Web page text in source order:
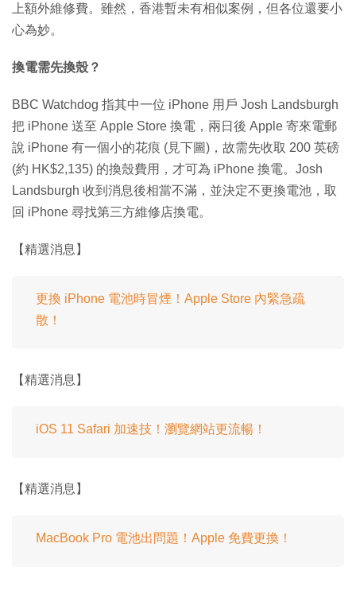
上額外維修費。雖然，香港暫未有相似案例，但各位還要小
心為妙。
換電需先換殼？
BBC Watchdog 指其中一位 iPhone 用戶 Josh Landsburgh
把 iPhone 送至 Apple Store 換電，兩日後 Apple 寄來電郵
說 iPhone 有一個小的花痕 (見下圖)，故需先收取 200 英磅
(約 HK$2,135) 的換殼費用，才可為 iPhone 換電。Josh
Landsburgh 收到消息後相當不滿，並決定不更換電池，取
回 iPhone 尋找第三方維修店換電。
【精選消息】
更換 iPhone 電池時冒煙！Apple Store 內緊急疏
散！
【精選消息】
iOS 11 Safari 加速技！瀏覽網站更流暢！
【精選消息】
MacBook Pro 電池出問題！Apple 免費更換！